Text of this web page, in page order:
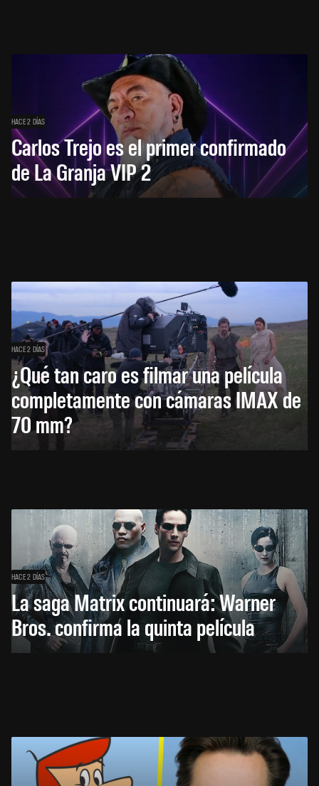
HACE 2 DÍAS
Carlos Trejo es el primer confirmado
de La Granja VIP 2
HACE 2 DÍAS
¿Qué tan caro es filmar una película
completamente con cámaras IMAX de
70 mm?
HACE 2 DÍAS
La saga Matrix continuará: Warner
Bros. confirma la quinta película